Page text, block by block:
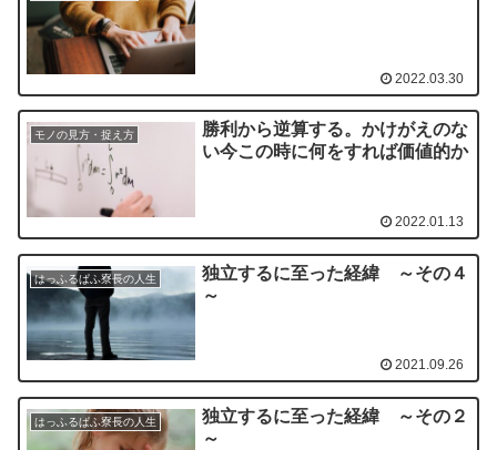
2022.03.30
モノの見方・捉え方
勝利から逆算する。かけがえのな
い今この時に何をすれば価値的か
2022.01.13
はっふるぱふ寮長の人生
独立するに至った経緯 ～その４
～
2021.09.26
はっふるぱふ寮長の人生
独立するに至った経緯 ～その２
～